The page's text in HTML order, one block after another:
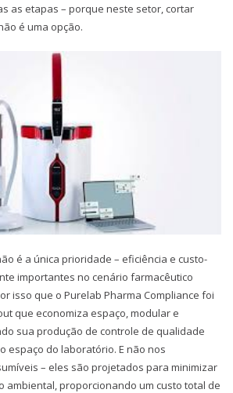
as etapas – porque neste setor, cortar
é uma opção.
é a única prioridade – eficiência e custo-
importantes no cenário farmacêutico
isso que o Purelab Pharma Compliance foi
que economiza espaço, modular e
sua produção de controle de qualidade
espaço do laboratório. E não nos
– eles são projetados para minimizar
ambiental, proporcionando um custo total de